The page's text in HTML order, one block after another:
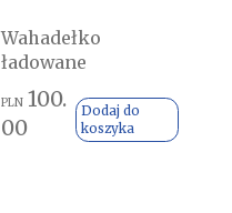
Wahadełko
ładowane
PLN 100.
00
Dodaj do
koszyka